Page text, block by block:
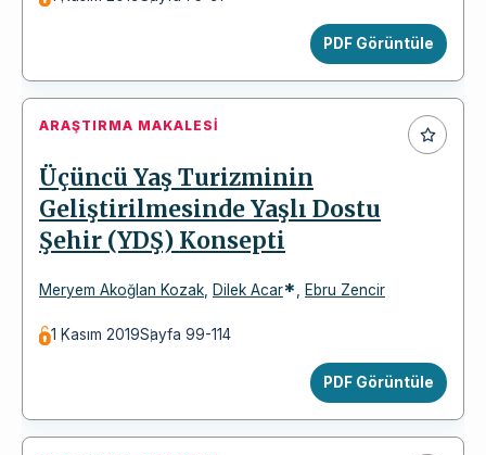
PDF Görüntüle
ARAŞTIRMA MAKALESI
Üçüncü Yaş Turizminin
Geliştirilmesinde Yaşlı Dostu
Şehir (YDŞ) Konsepti
Meryem Akoğlan Kozak, Dilek Acar*, Ebru Zencir
1 Kasım 2019Sayfa 99-114
PDF Görüntüle